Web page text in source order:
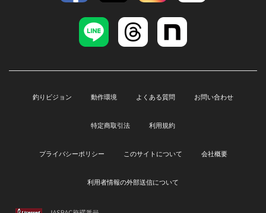
釣りビジョン 動作環境 よくある質問 お問い合わせ
特定商取引法 利用規約
プライバシーポリシー このサイトについて 会社概要
利用者情報の外部送信について